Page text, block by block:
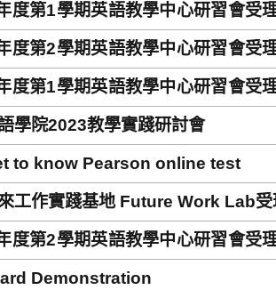
度第1學期英語教學中心研習會
度第2學期英語教學中心研習會
度第1學期英語教學中心研習會
學院2023教學實踐研討會
to know Pearson online test
工作實踐基地 Future Work Lab受
度第2學期英語教學中心研習會
Demonstration